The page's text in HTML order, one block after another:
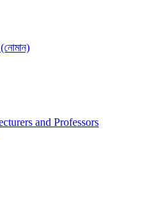
and Professors